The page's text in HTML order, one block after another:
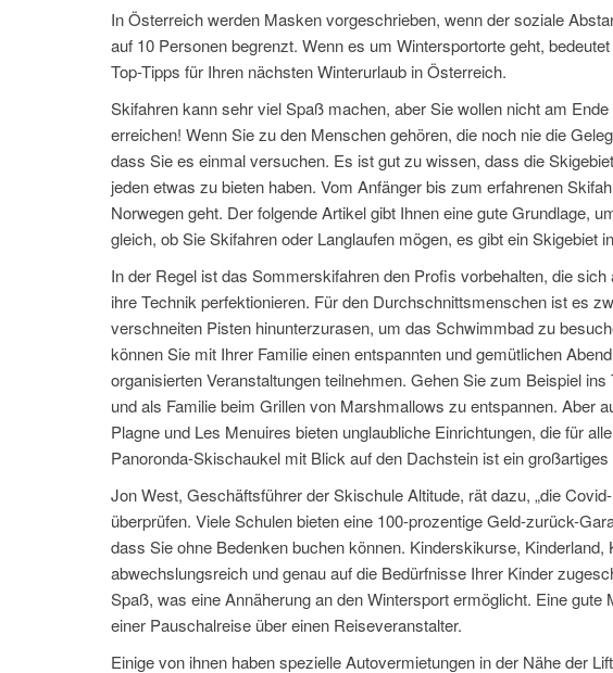
In Österreich werden Masken vorgeschrieben, wenn der soziale
auf 10 Personen begrenzt. Wenn es um Wintersportorte geht,
Top-Tipps für Ihren nächsten Winterurlaub in Österreich.
Skifahren kann sehr viel Spaß machen, aber Sie wollen nicht am
erreichen! Wenn Sie zu den Menschen gehören, die noch nie die
dass Sie es einmal versuchen. Es ist gut zu wissen, dass die
jeden etwas zu bieten haben. Vom Anfänger bis zum erfahrenen
Norwegen geht. Der folgende Artikel gibt Ihnen eine gute Grundlage,
gleich, ob Sie Skifahren oder Langlaufen mögen, es gibt ein Skigebiet
In der Regel ist das Sommerskifahren den Profis vorbehalten, die
ihre Technik perfektionieren. Für den Durchschnittsmenschen ist es
verschneiten Pisten hinunterzurasen, um das Schwimmbad zu
können Sie mit Ihrer Familie einen entspannten und gemütlichen
organisierten Veranstaltungen teilnehmen. Gehen Sie zum Beispiel
und als Familie beim Grillen von Marshmallows zu entspannen. Aber
Plagne und Les Menuires bieten unglaubliche Einrichtungen, die für
Panoronda-Skischaukel mit Blick auf den Dachstein ist ein
Jon West, Geschäftsführer der Skischule Altitude, rät dazu, „die
überprüfen. Viele Schulen bieten eine 100-prozentige Geld-zurück-
dass Sie ohne Bedenken buchen können. Kinderskikurse,
abwechslungsreich und genau auf die Bedürfnisse Ihrer Kinder
Spaß, was eine Annäherung an den Wintersport ermöglicht. Eine
einer Pauschalreise über einen Reiseveranstalter.
Einige von ihnen haben spezielle Autovermietungen in der Nähe der